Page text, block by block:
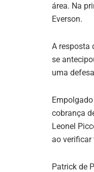
área. Na
Everson.
A resposta
se
uma
cobrança
Leonel
ao verificar
Patrick de